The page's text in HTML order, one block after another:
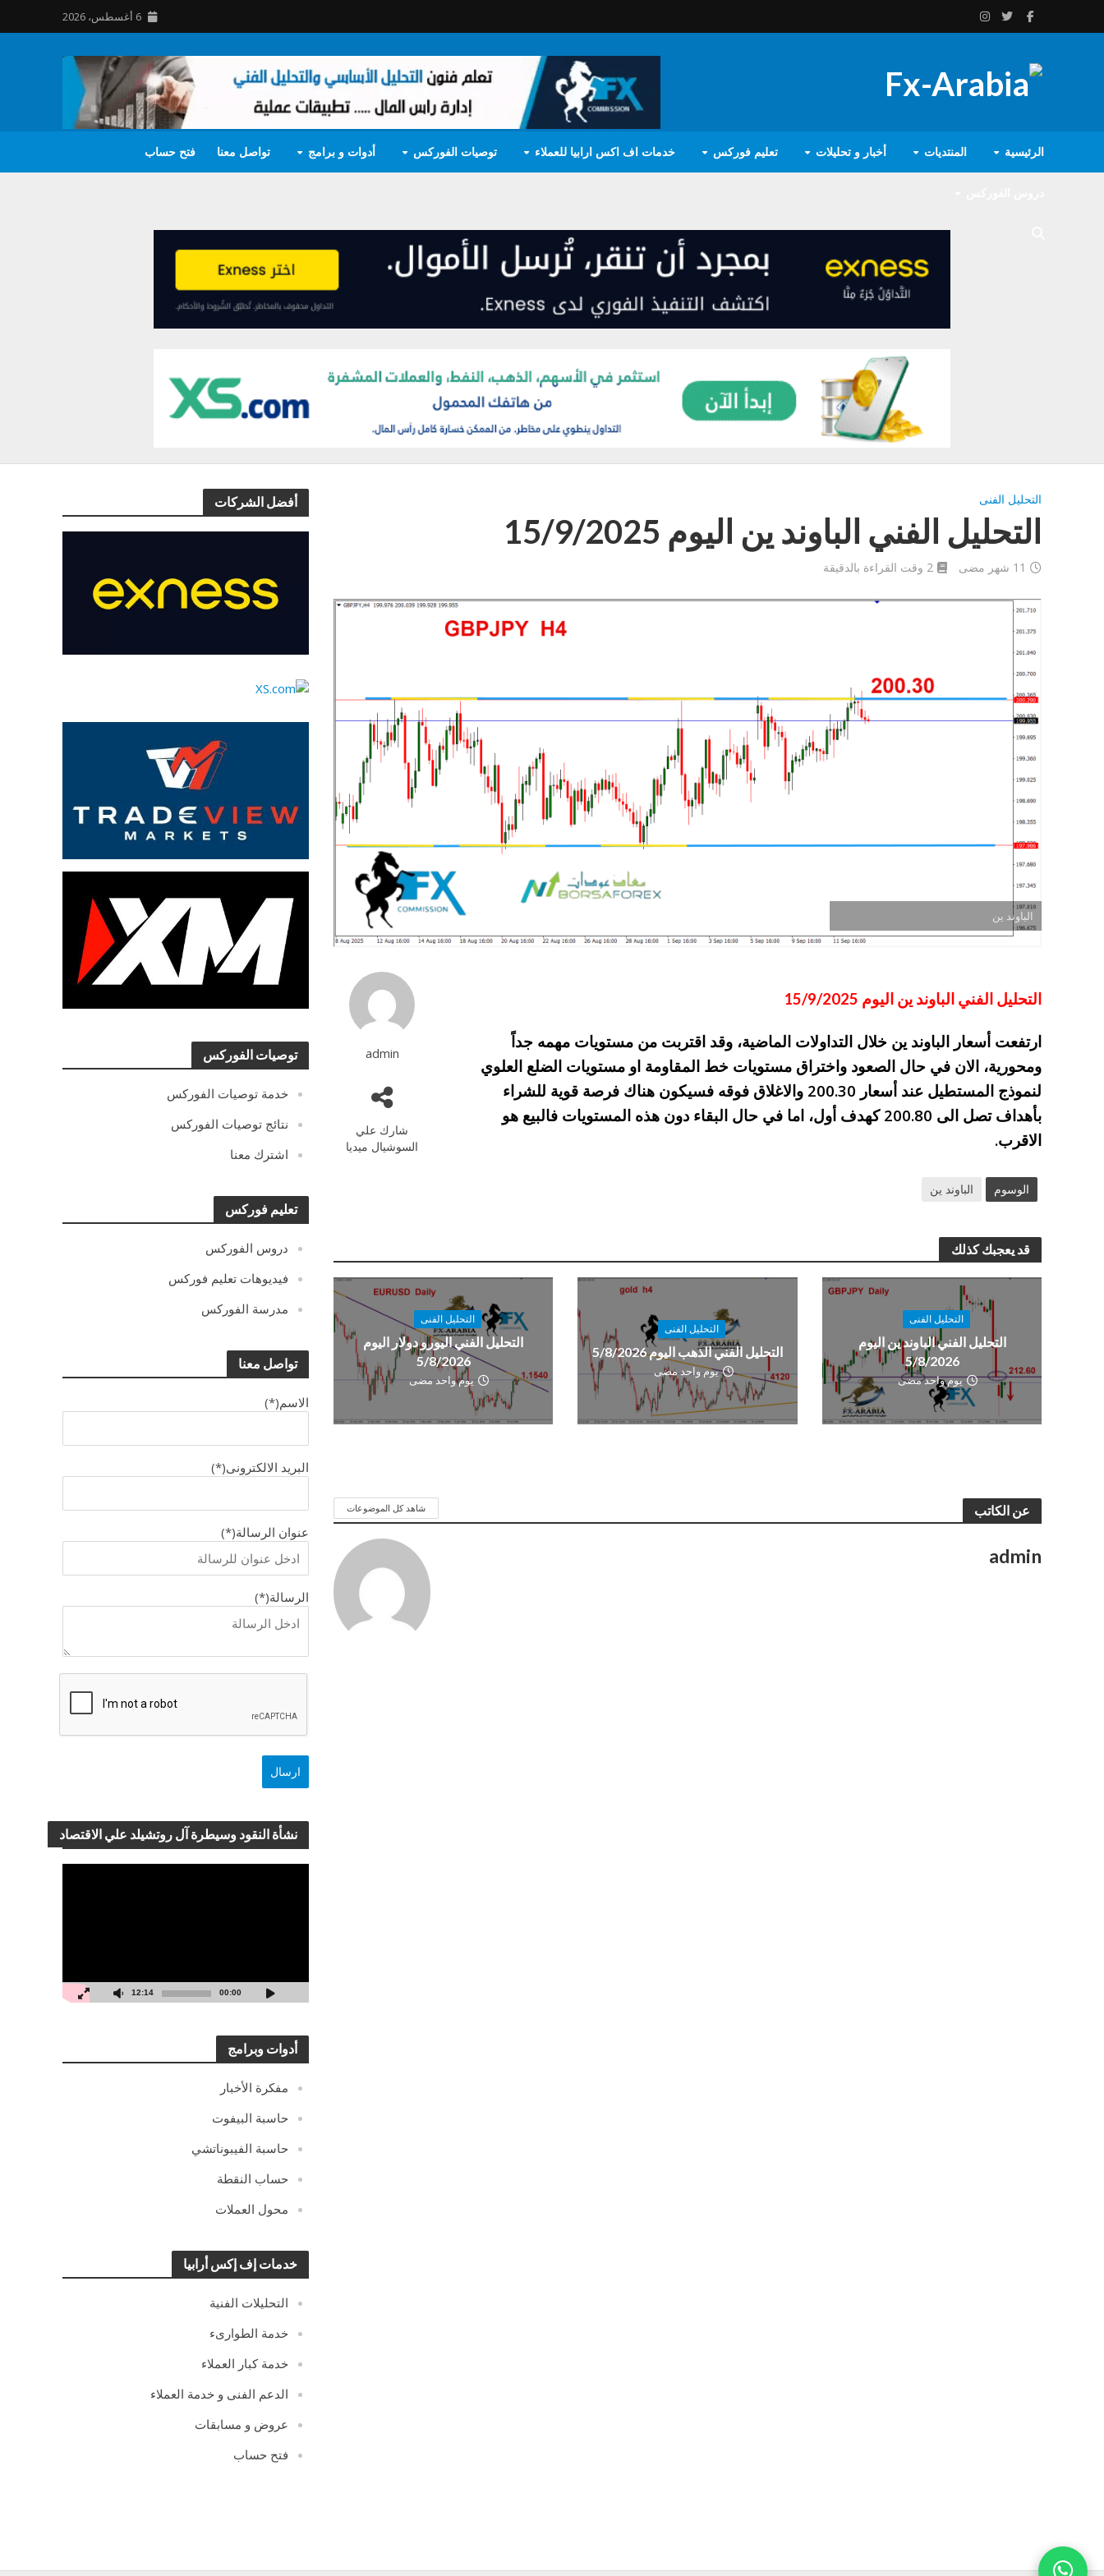
6 أغسطس، 2026
الرئيسية المنتديات أخبار و تحليلات تعليم فوركس خدمات اف اكس ارابيا للعملاء توصيات الفوركس أدوات و برامج تواصل معنا فتح حساب
أفضل الشركات
توصيات الفوركس
خدمة توصيات الفوركس
نتائج توصيات الفوركس
اشترك معنا
تعليم فوركس
دروس الفوركس
فيديوهات تعليم فوركس
مدرسة الفوركس
تواصل معنا
الاسم(*)
البريد الالكترونى(*)
عنوان الرسالة(*)
الرسالة(*)
نشأة النقود وسيطرة آل روتشيلد علي الاقتصاد
00:00
12:14
أدوات وبرامج
مفكرة الأخبار
حاسبة البيفوت
حاسبة الفيبوناتشي
حساب النقطة
محول العملات
خدمات إف إكس أرابيا
التحليلات الفنية
خدمة الطوارىء
خدمة كبار العملاء
الدعم الفنى و خدمة العملاء
عروض و مسابقات
فتح حساب
التحليل الفنى
التحليل الفني الباوند ين اليوم 15/9/2025
11 شهر مضى 2 وقت القراءة بالدقيقة
الباوند ين
admin
شارك علي
السوشيال ميديا
التحليل الفني الباوند ين اليوم 15/9/2025
ارتفعت أسعار الباوند ين خلال التداولات الماضية، وقد اقتربت من مستويات مهمه جداً
ومحورية، الان في حال الصعود واختراق مستويات خط المقاومة او مستويات الضلع العلوي
لنموذج المستطيل عند أسعار 200.30 والاغلاق فوقه فسيكون هناك فرصة قوية للشراء
بأهداف تصل الى 200.80 كهدف أول، اما في حال البقاء دون هذه المستويات فالبيع هو
الاقرب.
الوسوم الباوند ين
قد يعجبك كذلك
التحليل الفنى
التحليل الفني الباوند ين اليوم
5/8/2026
يوم واحد مضى
التحليل الفنى
التحليل الفني الذهب اليوم 5/8/2026
يوم واحد مضى
التحليل الفنى
التحليل الفني اليورو دولار اليوم
5/8/2026
يوم واحد مضى
عن الكاتب شاهد كل الموضوعات
admin